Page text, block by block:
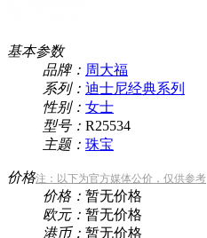
基本参数
品牌： 周大福
系列： 迪士尼经典系列
性别： 女士
型号： R25534
主题： 珠宝
价格注：以下为官方媒体公价，仅供参考
价格： 暂无价格
欧元： 暂无价格
港币： 暂无价格